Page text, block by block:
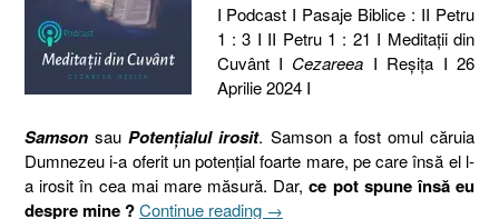
I Podcast I Pasaje Biblice : II Petru
1 : 3 I II Petru 1 : 21 I Meditaţii din
Cuvânt I Cezareea I Reşiţa I 26
Aprilie 2024 I
Samson sauPotențialul irosit. Samson a fost omul căruia
Dumnezeu i-a oferit un potențial foarte mare, pe care însă el l-
a irosit în cea mai mare măsură. Dar,ce pot spune însă eu
despre mine ?Continue reading „117
→